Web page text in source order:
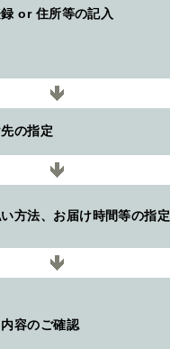
or 住所等の記入
の指定
方法、お届け時間等の指定
容のご確認